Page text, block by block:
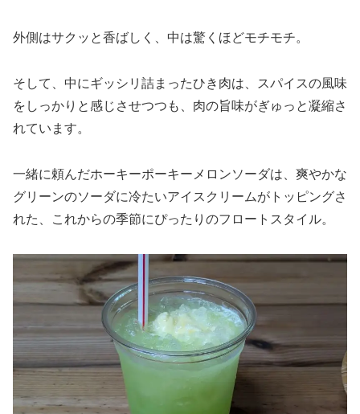
外側はサクッと香ばしく、中は驚くほどモチモチ。
そして、中にギッシリ詰まったひき肉は、スパイスの風味
をしっかりと感じさせつつも、肉の旨味がぎゅっと凝縮さ
れています。
一緒に頼んだホーキーポーキーメロンソーダは、爽やかな
グリーンのソーダに冷たいアイスクリームがトッピングさ
れた、これからの季節にぴったりのフロートスタイル。